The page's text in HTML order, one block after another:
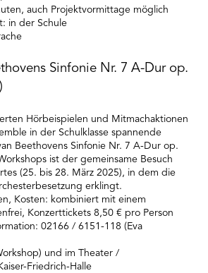
auch Projektvormittage möglich
in der Schule
Sinfonie Nr. 7 A-Dur op.
Hörbeispielen und Mitmachaktionen
in der Schulklasse spannende
Beethovens Sinfonie Nr. 7 A-Dur op.
ist der gemeinsame Besuch
(25. bis 28. März 2025), in dem die
erklingt.
Kosten: kombiniert mit einem
Konzerttickets 8,50 € pro Person
02166 / 6151-118 (Eva
und im Theater /
Friedrich-Halle